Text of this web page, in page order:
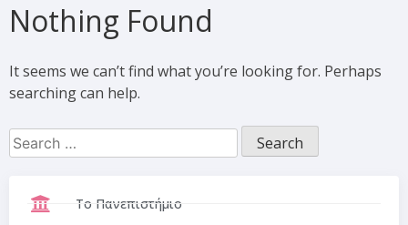
Nothing Found
It seems we can’t find what you’re looking for. Perhaps
searching can help.
Το Πανεπιστήμιο